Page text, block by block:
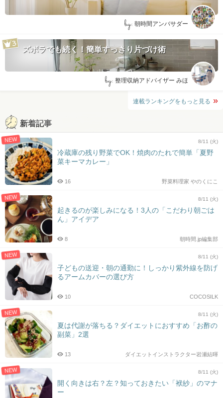
by: 朝時間アンバサダー
ズボラでも続く！簡単すっきり片づけ術
by: 整理収納アドバイザー みほ
連載ランキングをもっと見る
新着記事
NEW 8/11 (火)
冷蔵庫の残り野菜でOK！焼肉のたれで簡単「夏野
菜キーマカレー」
野菜料理家 やのくにこ
16
NEW 8/11 (火)
起きるのが楽しみになる！3人の「こだわり朝ごは
ん」アイデア
朝時間.jp編集部
8
NEW 8/11 (火)
子どもの送迎・朝の通勤に！しっかり紫外線を防げ
るアームカバーの選び方
COCOSILK
10
NEW 8/11 (火)
夏は代謝が落ちる？ダイエットにおすすめ「お酢の
副菜」2選
ダイエットインストラクター岩瀬結暉
13
NEW 8/11 (火)
開く向きは右？左？知っておきたい「袱紗」のマナ
ー